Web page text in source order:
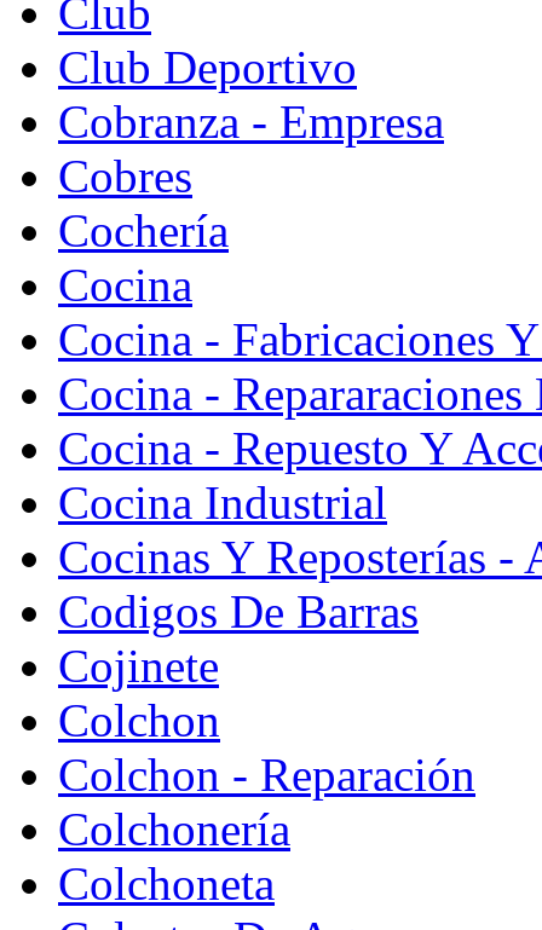
Club
Club Deportivo
Cobranza - Empresa
Cobres
Cochería
Cocina
Cocina - Fabricaciones
Cocina - Repararaciones
Cocina - Repuesto Y
Cocina Industrial
Cocinas Y Reposterías -
Codigos De Barras
Cojinete
Colchon
Colchon - Reparación
Colchonería
Colchoneta